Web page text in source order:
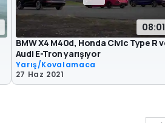
08:01
BMW X4 M40d, Honda Civic Type R
Audi E-Tron yarışıyor
Yarış/Kovalamaca
27 Haz 2021